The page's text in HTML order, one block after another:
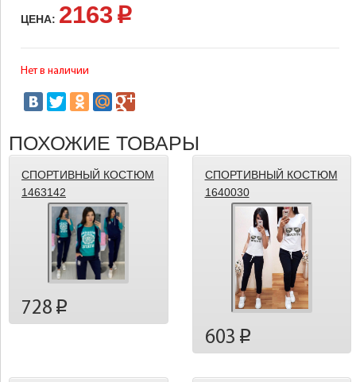
ЦЕНА: 2163 p
Нет в наличии
ПОХОЖИЕ ТОВАРЫ
СПОРТИВНЫЙ КОСТЮМ
1463142
728 p
СПОРТИВНЫЙ КОСТЮМ
1640030
603 p